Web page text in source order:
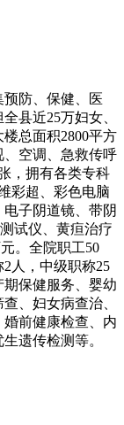
预防、保健、医
县近25万妇女、
总面积2800平方
空调、急救传呼
，拥有各类专科
彩超、彩色电脑
子阴道镜、带阴
试仪、黄疸治疗
。全院职工50
人，中级职称25
期保健服务、婴幼
、妇女病查治、
前健康检查、内
遗传检测等。